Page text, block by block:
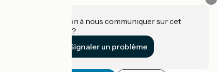
Une information à nous communiquer sur cet
établissement ?
Signaler un problème